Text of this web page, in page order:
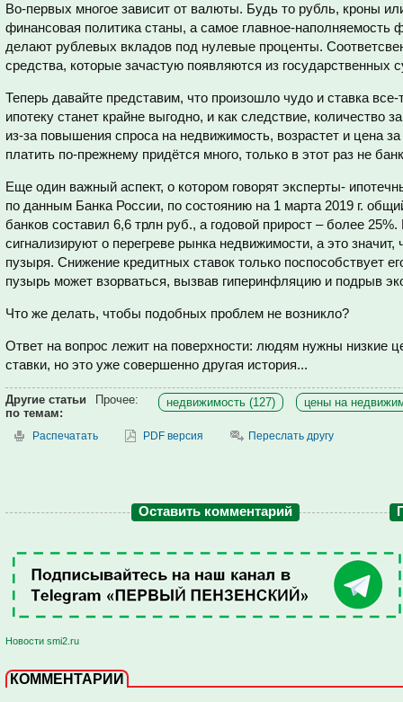
Во-первых многое зависит от валюты. Будь то рубль, кроны
финансовая политика станы, а самое главное-наполняемость
делают рублевых вкладов под нулевые проценты.
средства, которые зачастую появляются из государственных
Теперь давайте представим, что произошло чудо и ставка
ипотеку станет крайне выгодно, и как следствие, количество
из-за повышения спроса на недвижимость, возрастет и цена
платить по-прежнему придётся много, только в этот раз не
Еще один важный аспект, о котором говорят эксперты-
по данным Банка России, по состоянию на 1 марта 2019 г.
банков составил 6,6 трлн руб., а годовой прирост – более
сигнализируют о перегреве рынка недвижимости, а это
пузыря. Снижение кредитных ставок только поспособствует
пузырь может взорваться, вызвав гиперинфляцию и подрыв
Что же делать, чтобы подобных проблем не возникло?
Ответ на вопрос лежит на поверхности: людям нужны низкие
ставки, но это уже совершенно другая история...
Другие статьи
по темам:
Прочее: недвижимость (127) цены на
Распечатать PDF версия Переслать другу
Оставить комментарий
Новости smi2.ru
КОММЕНТАРИИ